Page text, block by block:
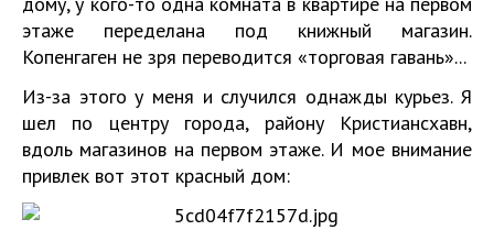
этаже переделана под книжный магазин.
Копенгаген не зря переводится «торговая гавань»...
Из-за этого у меня и случился однажды курьез. Я
шел по центру города, району Кристиансхавн,
вдоль магазинов на первом этаже. И мое внимание
привлек вот этот красный дом: